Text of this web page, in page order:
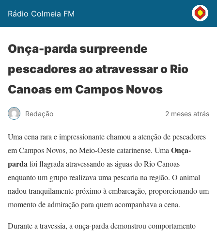
Rádio Colmeia FM
Onça-parda surpreende
pescadores ao atravessar o Rio
Canoas em Campos Novos
Redação 2 meses atrás
Uma cena rara e impressionante chamou a atenção de pescadores
em Campos Novos, no Meio-Oeste catarinense. Uma Onça-
pardafoi flagrada atravessando as águas do Rio Canoas
enquanto um grupo realizava uma pescaria na região. O animal
nadou tranquilamente próximo à embarcação, proporcionando um
momento de admiração para quem acompanhava a cena.
Durante a travessia, a onça-parda demonstrou comportamento